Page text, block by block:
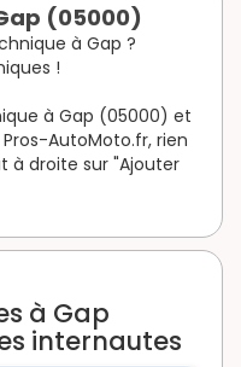
(05000)
à Gap ?
!
à Gap (05000) et
AutoMoto.fr, rien
à droite sur "Ajouter
à Gap
internautes